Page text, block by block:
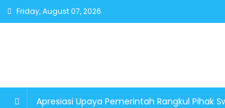
Skip
to
Friday, August 07, 2026
Apresiasi Upaya Pemerintah Rangkul Pihak